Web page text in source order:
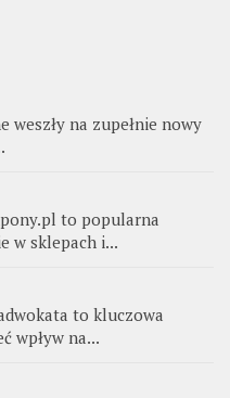
weszły na zupełnie nowy
to popularna
w sklepach i...
to kluczowa
wpływ na...